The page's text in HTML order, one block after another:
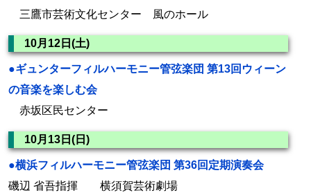
三鷹市芸術文化センター 風のホール
10月12日(土)
●ギュンターフィルハーモニー管弦楽団 第13回ウィーン
の音楽を楽しむ会
赤坂区民センター
10月13日(日)
●横浜フィルハーモニー管弦楽団 第36回定期演奏会
磯辺 省吾指揮 横須賀芸術劇場